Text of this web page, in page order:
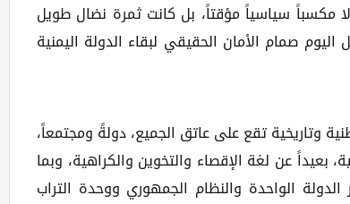
مكسباً سياسياً مؤقتاً، بل كانت ثمرة نضال طويل
صمام الأمان الحقيقي لبقاء الدولة اليمنية
وتاريخية تقع على عاتق الجميع، دولةً ومجتمعاً،
عن لغة الإقصاء والتخوين والكراهية، وبما
الواحدة والنظام الجمهوري ووحدة التراب